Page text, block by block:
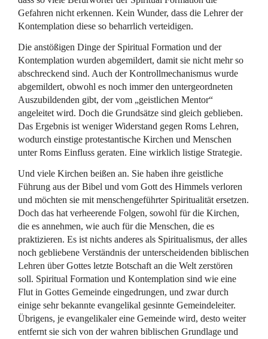
Gefahren nicht erkennen. Kein Wunder, dass die Lehrer der
Kontemplation diese so beharrlich verteidigen.
Die anstößigen Dinge der Spiritual Formation und der
Kontemplation wurden abgemildert, damit sie nicht mehr so
abschreckend sind. Auch der Kontrollmechanismus wurde
abgemildert, obwohl es noch immer den untergeordneten
Auszubildenden gibt, der vom „geistlichen Mentor“
angeleitet wird. Doch die Grundsätze sind gleich geblieben.
Das Ergebnis ist weniger Widerstand gegen Roms Lehren,
wodurch einstige protestantische Kirchen und Menschen
unter Roms Einfluss geraten. Eine wirklich listige Strategie.
Und viele Kirchen beißen an. Sie haben ihre geistliche
Führung aus der Bibel und vom Gott des Himmels verloren
und möchten sie mit menschengeführter Spiritualität ersetzen.
Doch das hat verheerende Folgen, sowohl für die Kirchen,
die es annehmen, wie auch für die Menschen, die es
praktizieren. Es ist nichts anderes als Spiritualismus, der alles
noch gebliebene Verständnis der unterscheidenden biblischen
Lehren über Gottes letzte Botschaft an die Welt zerstören
soll. Spiritual Formation und Kontemplation sind wie eine
Flut in Gottes Gemeinde eingedrungen, und zwar durch
einige sehr bekannte evangelikal gesinnte Gemeindeleiter.
Übrigens, je evangelikaler eine Gemeinde wird, desto weiter
entfernt sie sich von der wahren biblischen Grundlage und